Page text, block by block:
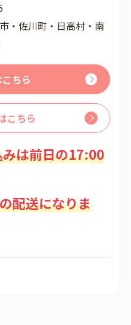
・佐川町・日高村・南
ちら
こちら
は前日の17:00
配送になりま